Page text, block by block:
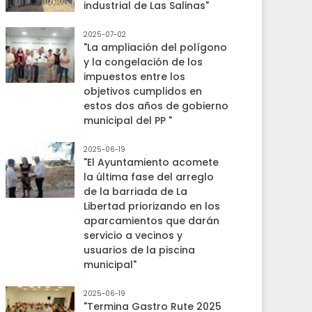
industrial de Las Salinas"
2025-07-02
"La ampliación del polígono
y la congelación de los
impuestos entre los
objetivos cumplidos en
estos dos años de gobierno
municipal del PP "
2025-06-19
"El Ayuntamiento acomete
la última fase del arreglo
de la barriada de La
Libertad priorizando en los
aparcamientos que darán
servicio a vecinos y
usuarios de la piscina
municipal"
2025-06-19
"Termina Gastro Rute 2025